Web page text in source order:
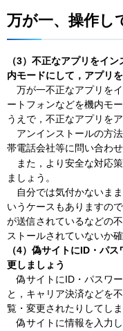
万が一、操作し
（3）不正なアプリをイ
内モードにして，アプリ
万が一不正なアプリを
ートフォンなどを機内モ
うえで，不正なアプリを
アンインストールの方
帯電話会社等に問い合わ
また， より安全な対応
ましょう。
自分では気付かないま
いうケースもありますの
が送信されているなどの
ストールされていないか
（4）偽サイトにID・パ
更しましょう
偽サイト にID・パスワ
と，キャリア決済などを
覧・変更されたりしてし
偽サイト に情報を入力